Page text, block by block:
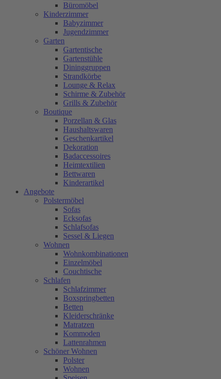
Büromöbel
Kinderzimmer
Babyzimmer
Jugendzimmer
Garten
Gartentische
Gartenstühle
Dininggruppen
Strandkörbe
Lounge & Relax
Schirme & Zubehör
Grills & Zubehör
Boutique
Porzellan & Glas
Haushaltswaren
Geschenkartikel
Dekoration
Badaccessoires
Heimtextilien
Bettwaren
Kinderartikel
Angebote
Polstermöbel
Sofas
Ecksofas
Schlafsofas
Sessel & Liegen
Wohnen
Wohnkombinationen
Einzelmöbel
Couchtische
Schlafen
Schlafzimmer
Boxspringbetten
Betten
Kleiderschränke
Matratzen
Kommoden
Lattenrahmen
Schöner Wohnen
Polster
Wohnen